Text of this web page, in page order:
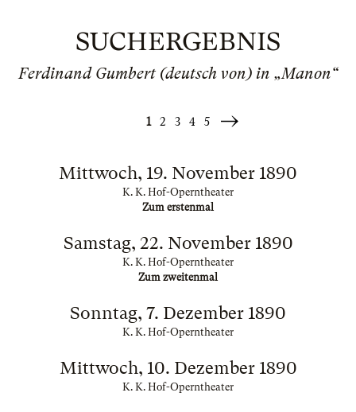
SUCHERGEBNIS
Ferdinand Gumbert (deutsch von) in „Manon“
1 2 3 4 5
Weiter
Mittwoch, 19. November 1890
K. K. Hof-Operntheater
Zum erstenmal
Samstag, 22. November 1890
K. K. Hof-Operntheater
Zum zweitenmal
Sonntag, 7. Dezember 1890
K. K. Hof-Operntheater
Mittwoch, 10. Dezember 1890
K. K. Hof-Operntheater